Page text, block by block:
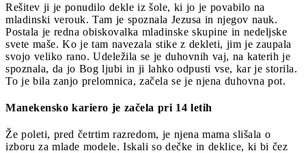
Rešitev ji je ponudilo dekle iz šole, ki jo je povabilo na
mladinski verouk. Tam je spoznala Jezusa in njegov nauk.
Postala je redna obiskovalka mladinske skupine in nedeljske
svete maše. Ko je tam navezala stike z dekleti, jim je zaupala
svojo veliko rano. Udeležila se je duhovnih vaj, na katerih je
spoznala, da jo Bog ljubi in ji lahko odpusti vse, kar je storila.
To je bila zanjo prelomnica, začela se je njena duhovna pot.
Manekensko kariero je začela pri 14 letih
Že poleti, pred četrtim razredom, je njena mama slišala o
izboru za mlade modele. Iskali so dečke in deklice, ki bi čez